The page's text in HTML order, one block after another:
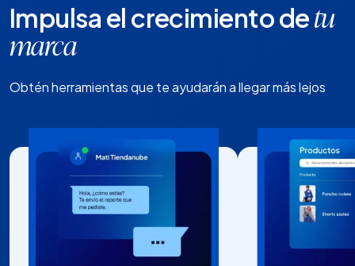
Impulsa el crecimiento de tu
marca
Obtén herramientas que te ayudarán a llegar más lejos